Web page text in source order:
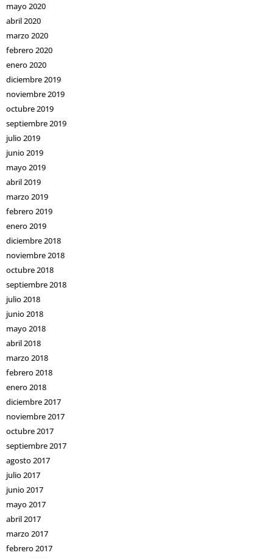
mayo 2020
abril 2020
marzo 2020
febrero 2020
enero 2020
diciembre 2019
noviembre 2019
octubre 2019
septiembre 2019
julio 2019
junio 2019
mayo 2019
abril 2019
marzo 2019
febrero 2019
enero 2019
diciembre 2018
noviembre 2018
octubre 2018
septiembre 2018
julio 2018
junio 2018
mayo 2018
abril 2018
marzo 2018
febrero 2018
enero 2018
diciembre 2017
noviembre 2017
octubre 2017
septiembre 2017
agosto 2017
julio 2017
junio 2017
mayo 2017
abril 2017
marzo 2017
febrero 2017